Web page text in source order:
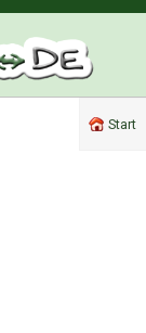
Start